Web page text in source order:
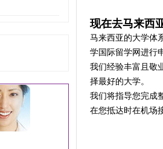
现在去马来西
马来西亚的大学体
学国际留学网进行
我们经验丰富且敬
择最好的大学。
我们将指导您完成
在您抵达时在机场